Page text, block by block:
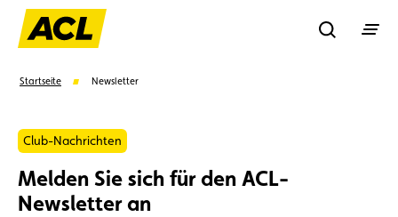
Rechercher
Vorschläge
Startseite Newsletter
Club-Nachrichten
Melden Sie sich für den ACL-
Newsletter an